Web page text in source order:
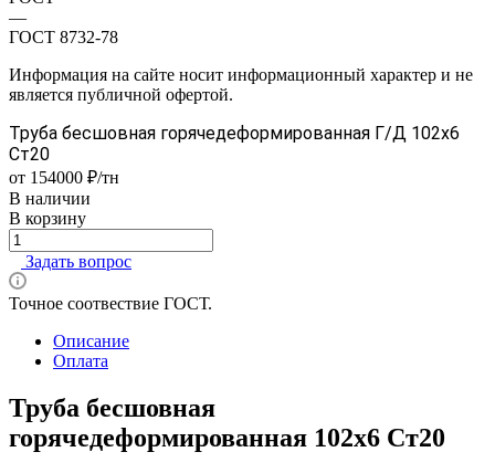
—
ГОСТ 8732-78
Информация на сайте носит информационный характер и не
является публичной офертой.
Труба бесшовная горячедеформированная Г/Д 102х6
Ст20
от 154000 ₽/тн
В наличии
В корзину
Задать вопрос
Точное соотвествие ГОСТ.
Описание
Оплата
Труба бесшовная
горячедеформированная 102х6 Ст20